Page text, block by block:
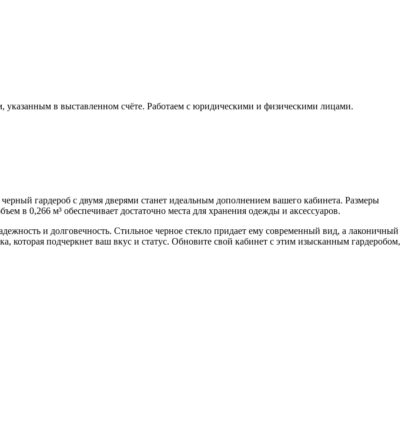
указанным в выставленном счёте. Работаем с юридическими и физическими лицами.
гардероб с двумя дверями станет идеальным дополнением вашего кабинета. Размеры
в 0,266 м³ обеспечивает достаточно места для хранения одежды и аксессуаров.
и долговечность. Стильное черное стекло придает ему современный вид, а лаконичный
которая подчеркнет ваш вкус и статус. Обновите свой кабинет с этим изысканным гардеробом,